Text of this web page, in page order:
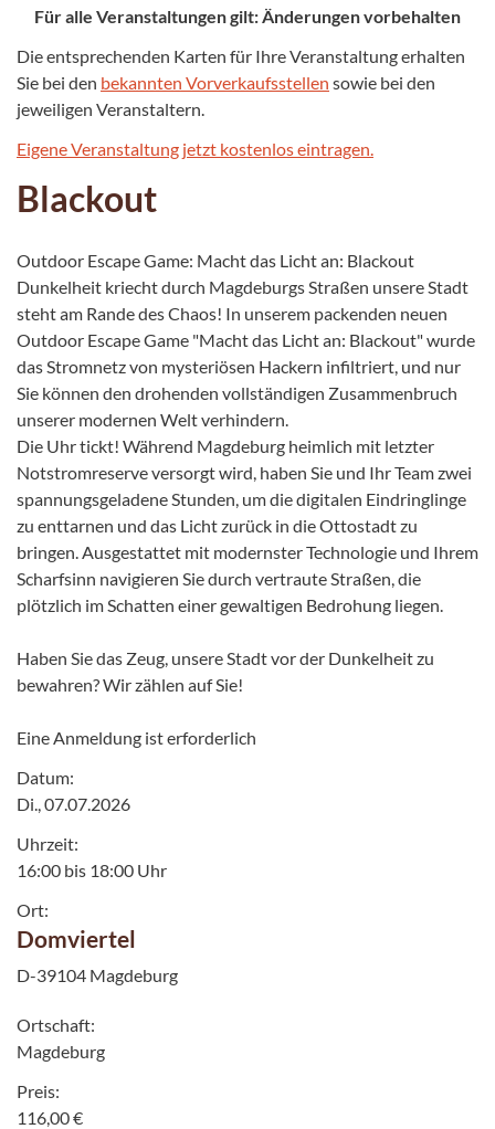
Für alle Veranstaltungen gilt: Änderungen vorbehalten
Die entsprechenden Karten für Ihre Veranstaltung erhalten
Sie bei den bekannten Vorverkaufsstellen sowie bei den
jeweiligen Veranstaltern.
Eigene Veranstaltung jetzt kostenlos eintragen.
Blackout
Outdoor Escape Game: Macht das Licht an: Blackout
Dunkelheit kriecht durch Magdeburgs Straßen unsere Stadt
steht am Rande des Chaos! In unserem packenden neuen
Outdoor Escape Game "Macht das Licht an: Blackout" wurde
das Stromnetz von mysteriösen Hackern infiltriert, und nur
Sie können den drohenden vollständigen Zusammenbruch
unserer modernen Welt verhindern.
Die Uhr tickt! Während Magdeburg heimlich mit letzter
Notstromreserve versorgt wird, haben Sie und Ihr Team zwei
spannungsgeladene Stunden, um die digitalen Eindringlinge
zu enttarnen und das Licht zurück in die Ottostadt zu
bringen. Ausgestattet mit modernster Technologie und Ihrem
Scharfsinn navigieren Sie durch vertraute Straßen, die
plötzlich im Schatten einer gewaltigen Bedrohung liegen.
Haben Sie das Zeug, unsere Stadt vor der Dunkelheit zu
bewahren? Wir zählen auf Sie!
Eine Anmeldung ist erforderlich
Datum:
Di., 07.07.2026
Uhrzeit:
16:00 bis 18:00 Uhr
Ort:
Domviertel
D-39104 Magdeburg
Ortschaft:
Magdeburg
Preis:
116,00 €